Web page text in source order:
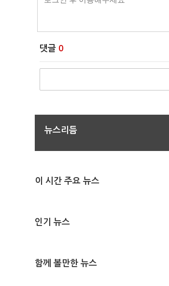
댓글 0
뉴스리듬
이 시간 주요 뉴스
인기 뉴스
함께 볼만한 뉴스